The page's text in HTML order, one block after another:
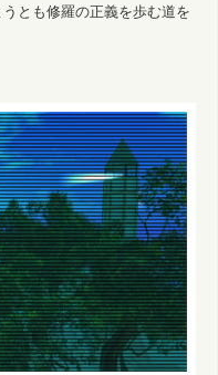
とも修羅の正義を歩む道を